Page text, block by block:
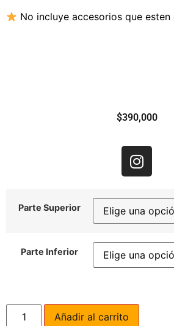
No incluye accesorios que
$390,000
Parte Superior
Parte Inferior
Añadir al carrito